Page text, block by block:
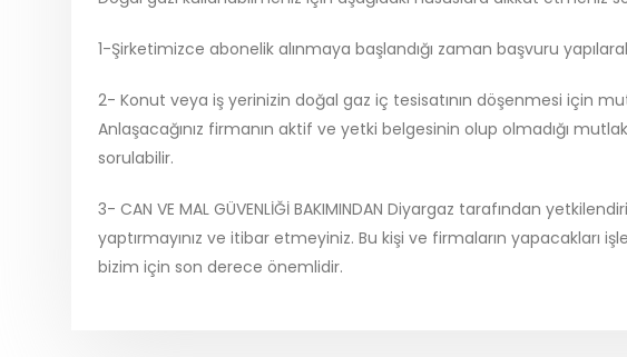
1-Şirketimizce abonelik alınmaya başlandığı zaman başvuru
2- Konut veya iş yerinizin doğal gaz iç tesisatının döşenmesi için
Anlaşacağınız firmanın aktif ve yetki belgesinin olup olmadığı
sorulabilir.
3- CAN VE MAL GÜVENLİĞİ BAKIMINDAN Diyargaz tarafından
yaptırmayınız ve itibar etmeyiniz. Bu kişi ve firmaların yapacakları
bizim için son derece önemlidir.